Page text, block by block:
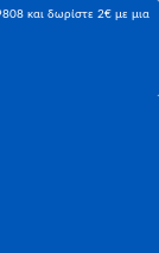
και δωρίστε 2€ με μια